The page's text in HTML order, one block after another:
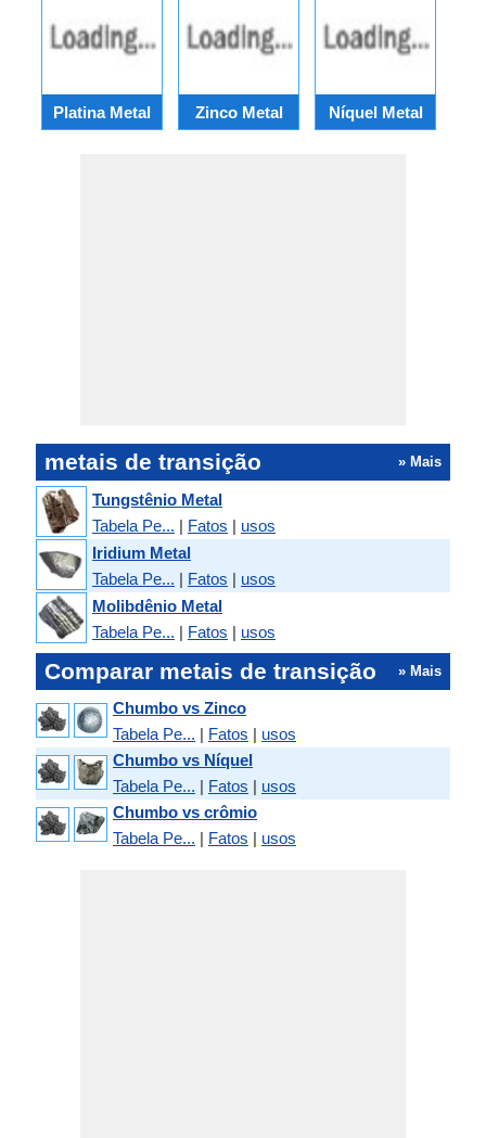
Platina Metal Zinco Metal Níquel Metal
metais de transição » Mais
Tungstênio Metal
Tabela Pe... | Fatos | usos
Iridium Metal
Tabela Pe... | Fatos | usos
Molibdênio Metal
Tabela Pe... | Fatos | usos
Comparar metais de transição » Mais
Chumbo vs Zinco
Tabela Pe... | Fatos | usos
Chumbo vs Níquel
Tabela Pe... | Fatos | usos
Chumbo vs crômio
Tabela Pe... | Fatos | usos